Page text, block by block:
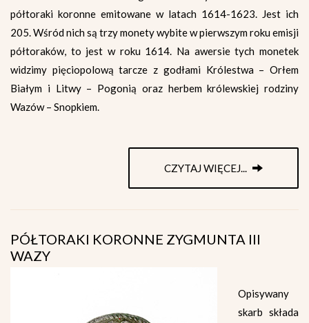
półtoraki koronne emitowane w latach 1614-1623. Jest ich
205. Wśród nich są trzy monety wybite w pierwszym roku emisji
półtoraków, to jest w roku 1614. Na awersie tych monetek
widzimy pięciopolową tarcze z godłami Królestwa – Orłem
Białym i Litwy – Pogonią oraz herbem królewskiej rodziny
Wazów – Snopkiem.
CZYTAJ WIĘCEJ...
PÓŁTORAKI KORONNE ZYGMUNTA III
WAZY
Opisywany
skarb składa